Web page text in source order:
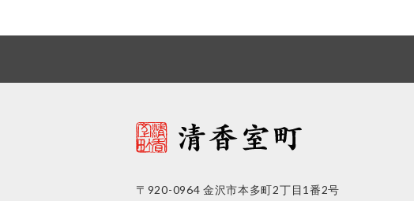
〒920-0964 金沢市本多町2丁目1番2号